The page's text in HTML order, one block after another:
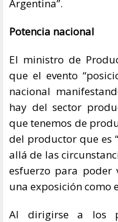
Argentina”.
Potencia nacional
El ministro de
que el evento
nacional
hay del sector
que tenemos de
del productor que es
allá de las
esfuerzo para poder
una exposición como
Al dirigirse a los